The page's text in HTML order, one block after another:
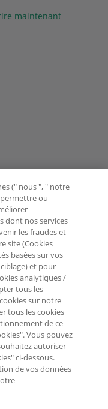
maintenant
(" nous ", " notre
ou
dont nos services
les fraudes et
site (Cookies
basées sur vos
et pour
analytiques /
tous les
sur notre
tous les cookies
de ce
Vous pouvez
autoriser
ci-dessous.
de vos données